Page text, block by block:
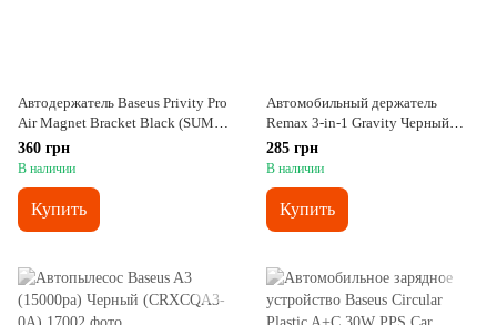
Автодержатель Baseus Privity Pro
Air Magnet Bracket Black (SUMQ-
PR01)
360 грн
В наличии
Купить
Автомобильный держатель
Remax 3-in-1 Gravity Черный
(RM-C04)
285 грн
В наличии
Купить